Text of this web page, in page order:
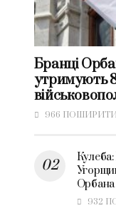
Бранці
утримують
966
Орбана
932